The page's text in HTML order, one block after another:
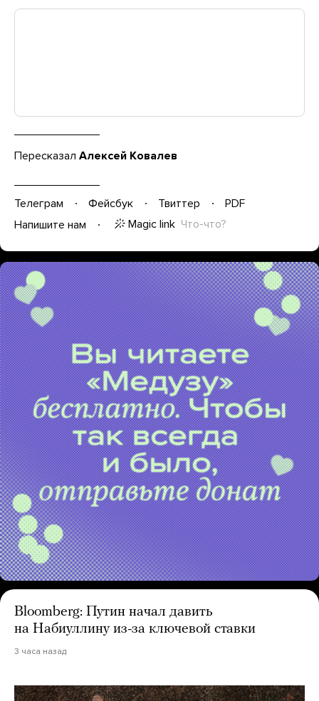
Пересказал Алексей Ковалев
Телеграм Фейсбук Твиттер
PDF
Напишите нам
Magic link Что-что?
Bloomberg: Путин начал давить
на Набиуллину из-за ключевой ставки
3 часа назад